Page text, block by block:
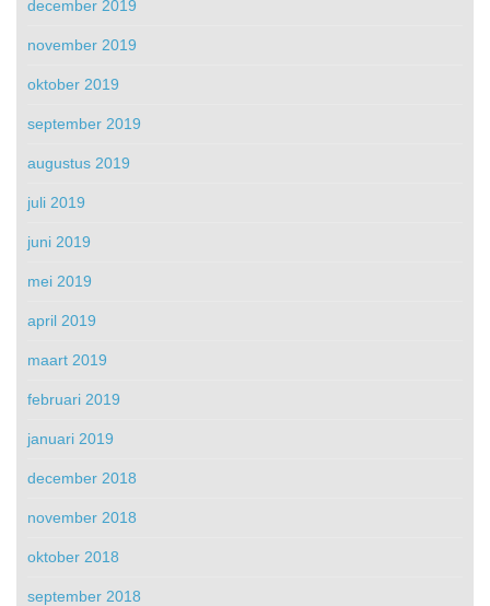
december 2019
november 2019
oktober 2019
september 2019
augustus 2019
juli 2019
juni 2019
mei 2019
april 2019
maart 2019
februari 2019
januari 2019
december 2018
november 2018
oktober 2018
september 2018